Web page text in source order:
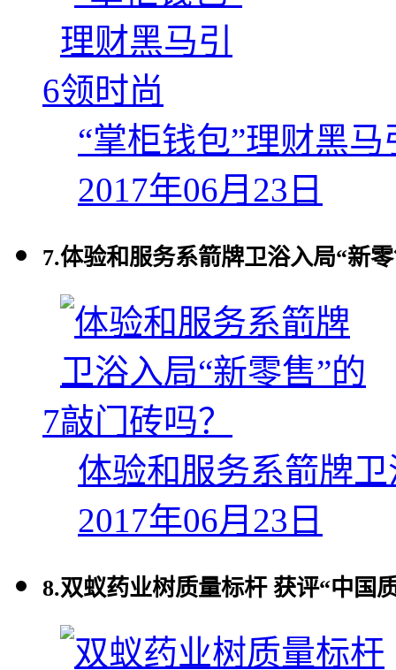
6
“掌柜钱包”理财黑
2017年06月23日
7.体验和服务系箭牌卫浴入局“新
7
体验和服务系箭牌
2017年06月23日
8.双蚁药业树质量标杆 获评“中国